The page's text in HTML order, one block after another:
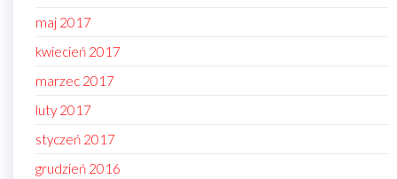
maj 2017
kwiecień 2017
marzec 2017
luty 2017
styczeń 2017
grudzień 2016